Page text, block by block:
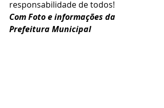
responsabilidade de todos!
Com Foto e informações da
Prefeitura Municipal